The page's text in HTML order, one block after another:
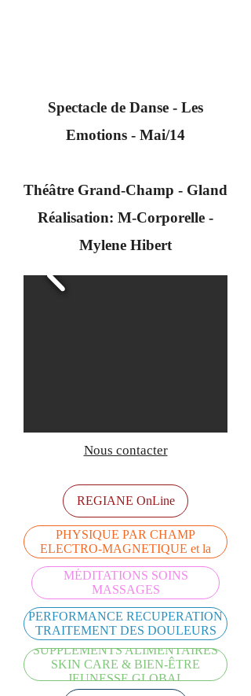
Spectacle de Danse - Les
Emotions - Mai/14
Théâtre Grand-Champ - Gland
Réalisation: M-Corporelle -
Mylene Hibert
Nous contacter
REGIANE OnLine
BEMER THERAPIE VASCULAIRE
PHYSIQUE PAR CHAMP
ELECTRO-MAGNETIQUE et la
THERAPIE LUMIERE
MÉDITATIONS SOINS
MASSAGES
PERFORMANCE RECUPERATION
TRAITEMENT DES DOULEURS
SUPPLEMENTS ALIMENTAIRES
SKIN CARE & BIEN-ÊTRE
JEUNESSE GLOBAL